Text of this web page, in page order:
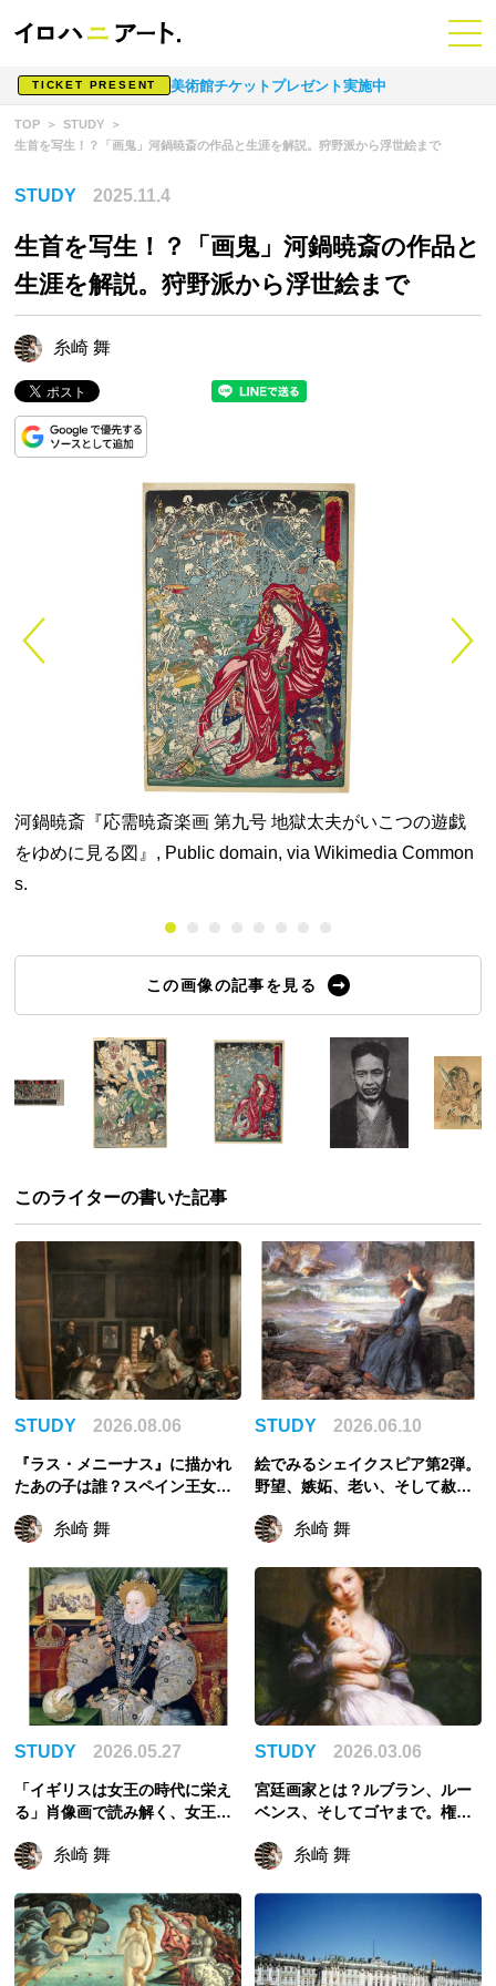
TICKET PRESENT 美術館チケットプレゼント実施中
TOP
STUDY
生首を写生！？「画鬼」河鍋暁斎の作品と生涯を解説。狩野派から浮世絵まで
STUDY 2025.11.4
生首を写生！？「画鬼」河鍋暁斎の作品と
生涯を解説。狩野派から浮世絵まで
糸崎 舞
河鍋暁斎『応需暁斎楽画 第九号 地獄太夫がいこつの遊戯
をゆめに見る図』, Public domain, via Wikimedia Common
s.
この画像の記事を見る
このライターの書いた記事
STUDY 2026.08.06
『ラス・メニーナス』に描かれ
たあの子は誰？スペイン王女マ
糸崎 舞
STUDY 2026.06.10
絵でみるシェイクスピア第2弾。
野望、嫉妬、老い、そして赦し
糸崎 舞
STUDY 2026.05.27
「イギリスは女王の時代に栄え
る」肖像画で読み解く、女王た
糸崎 舞
STUDY 2026.03.06
宮廷画家とは？ルブラン、ルー
ベンス、そしてゴヤまで。権力
糸崎 舞